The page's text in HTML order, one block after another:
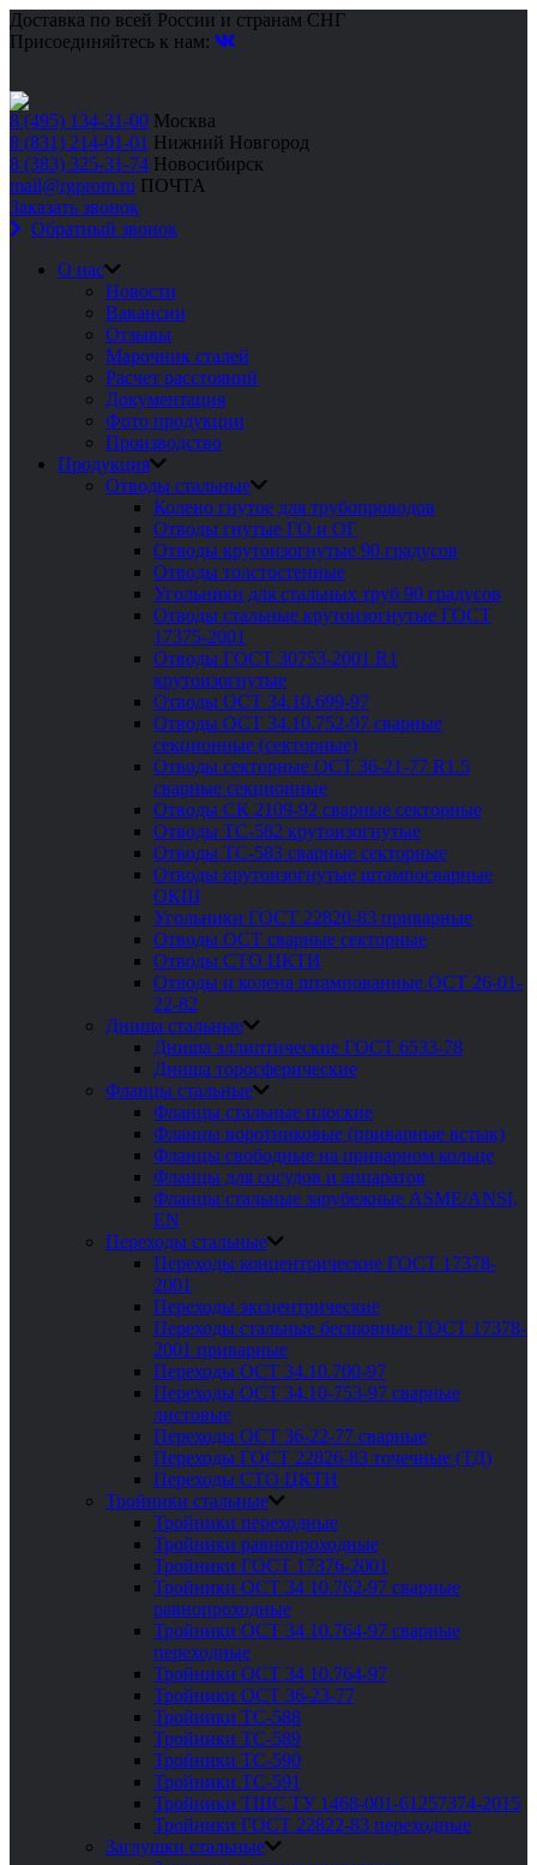
Доставка по всей России и странам СНГ
Присоединяйтесь к нам:
8 (495) 134-31-00 Москва
8 (831) 214-01-01 Нижний Новгород
8 (383) 325-31-74 Новосибирск
mail@rgprom.ru ПОЧТА
Заказать звонок
Обратный звонок
О нас
Новости
Вакансии
Отзывы
Марочник сталей
Расчет расстояний
Документация
Фото продукции
Производство
Продукция
Отводы стальные
Колено гнутое для трубопроводов
Отводы гнутые ГО и ОГ
Отводы крутоизогнутые 90 градусов
Отводы толстостенные
Угольники для стальных труб 90 градусов
Отводы стальные крутоизогнутые ГОСТ
17375-2001
Отводы ГОСТ 30753-2001 R1
крутоизогнутые
Отводы ОСТ 34.10.699-97
Отводы ОСТ 34.10.752-97 сварные
секционные (секторные)
Отводы секторные ОСТ 36-21-77 R1.5
сварные секционные
Отводы СК 2109-92 сварные секторные
Отводы ТС-582 крутоизогнутые
Отводы ТС-583 сварные секторные
Отводы крутоизогнутые штампосварные
ОКШ
Угольники ГОСТ 22820-83 приварные
Отводы ОСТ сварные секторные
Отводы СТО ЦКТИ
Отводы и колена штампованные ОСТ 26-01-
22-82
Днища стальные
Днища эллиптические ГОСТ 6533-78
Днища торосферические
Фланцы стальные
Фланцы стальные плоские
Фланцы воротниковые (приварные встык)
Фланцы свободные на приварном кольце
Фланцы для сосудов и аппаратов
Фланцы стальные зарубежные ASME/ANSI,
EN
Переходы стальные
Переходы концентрические ГОСТ 17378-
2001
Переходы эксцентрические
Переходы стальные бесшовные ГОСТ 17378-
2001 приварные
Переходы ОСТ 34.10.700-97
Переходы ОСТ 34.10-753-97 сварные
листовые
Переходы ОСТ 36-22-77 сварные
Переходы ГОСТ 22826-83 точечные (ТД)
Переходы СТО ЦКТИ
Тройники стальные
Тройники переходные
Тройники равнопроходные
Тройники ГОСТ 17376-2001
Тройники ОСТ 34 10.762-97 сварные
равнопроходные
Тройники ОСТ 34 10.764-97 сварные
переходные
Тройники ОСТ 34 10.764-97
Тройники ОСТ 36-23-77
Тройники ТС-588
Тройники ТС-589
Тройники ТС-590
Тройники ТС-591
Тройники ТШС ТУ 1468-001-61257374-2015
Тройники ГОСТ 22822-83 переходные
Заглушки стальные